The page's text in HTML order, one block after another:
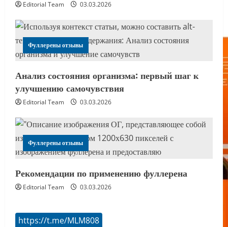
Editorial Team 03.03.2026
Фуллерены отзывы
Анализ состояния организма: первый шаг к
улучшению самочувствия
Editorial Team 03.03.2026
Фуллерены отзывы
Рекомендации по применению фуллерена
Editorial Team 03.03.2026
https://t.me/MLM808